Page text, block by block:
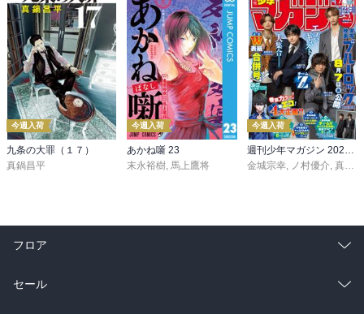
今週入荷
九条の大罪（１７）
真鍋昌平
今週入荷
あかね噺 23
末永裕樹, 馬上鷹将
今週入荷
週刊少年マガジン 2026年36・37号[2026年8月5日発売]
金城宗幸, ノ村優介, 真島ヒロ
フロア
総合
セール